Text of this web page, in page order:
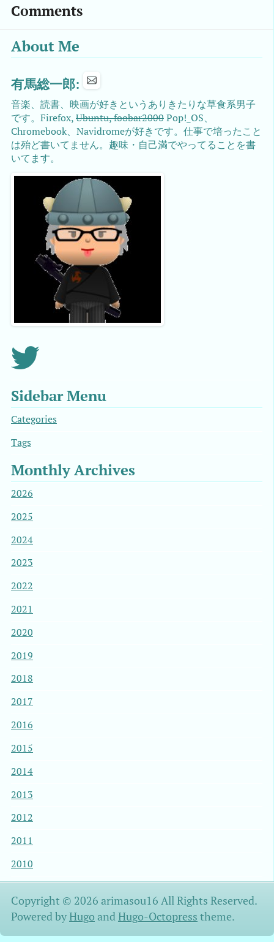
Comments
About Me
有馬総一郎:
音楽、読書、映画が好きというありきたりな草食系男子
です。Firefox,Ubuntu, foobar2000Pop!_OS、
Chromebook、Navidromeが好きです。仕事で培ったこと
は殆ど書いてません。趣味・自己満でやってることを書
いてます。
Sidebar Menu
Categories
Tags
Monthly Archives
2026
2025
2024
2023
2022
2021
2020
2019
2018
2017
2016
2015
2014
2013
2012
2011
2010
Copyright © 2026 arimasou16 All Rights Reserved.
Powered byHugo andHugo-Octopress theme.